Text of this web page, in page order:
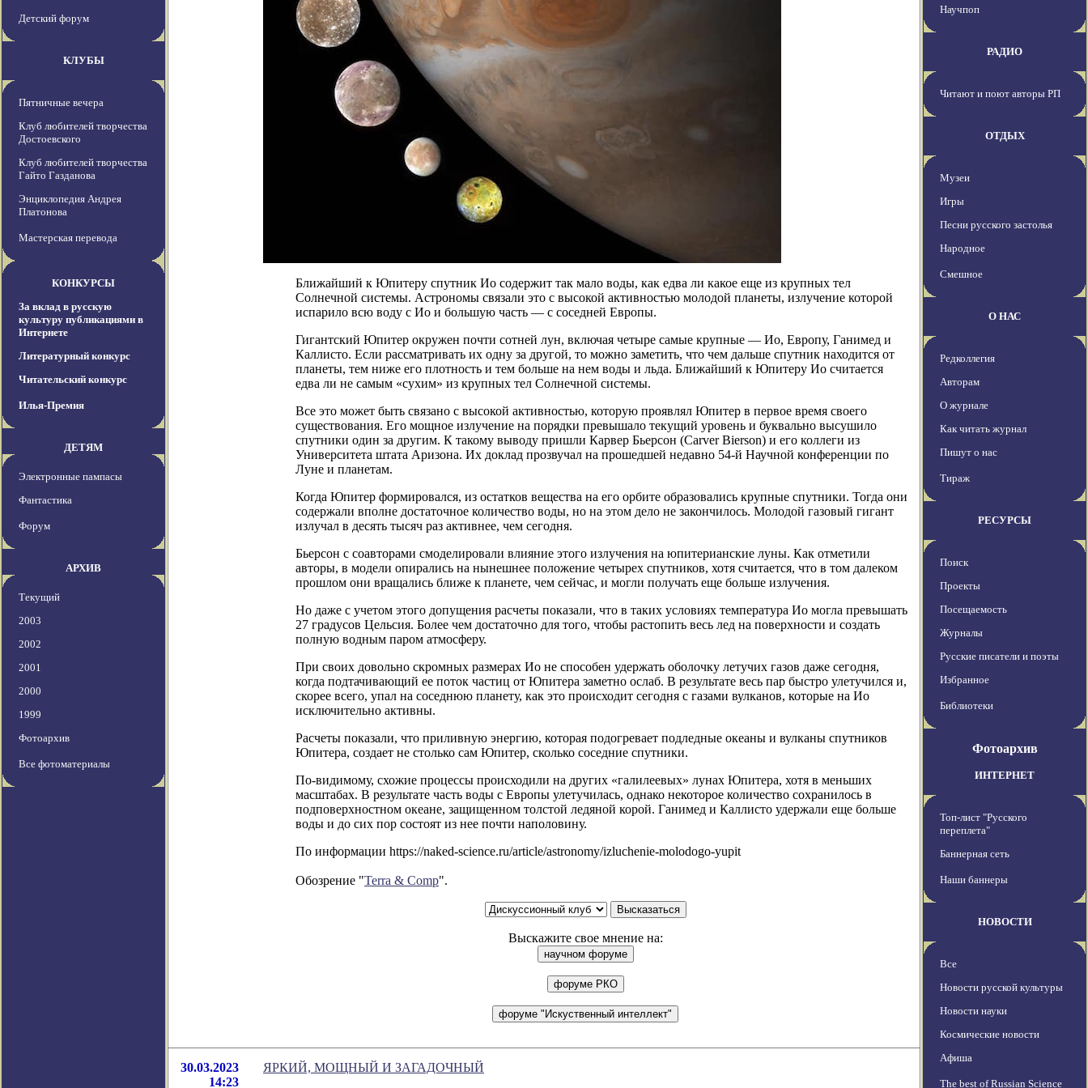
Детский форум
КЛУБЫ
Пятничные вечера
Клуб любителей творчества
Достоевского
Клуб любителей творчества
Гайто Газданова
Энциклопедия Андрея
Платонова
Мастерская перевода
КОНКУРСЫ
За вклад в русскую
культуру публикациями в
Интернете
Литературный конкурс
Читательский конкурс
Илья-Премия
ДЕТЯМ
Электронные пампасы
Фантастика
Форум
АРХИВ
Текущий
2003
2002
2001
2000
1999
Фотоархив
Все фотоматериалы
Ближайший к Юпитеру спутник Ио содержит так мало воды, как едва ли какое еще из крупных тел
Солнечной системы. Астрономы связали это с высокой активностью молодой планеты, излучение которой
испарило всю воду с Ио и большую часть — с соседней Европы.
Гигантский Юпитер окружен почти сотней лун, включая четыре самые крупные — Ио, Европу, Ганимед и
Каллисто. Если рассматривать их одну за другой, то можно заметить, что чем дальше спутник находится от
планеты, тем ниже его плотность и тем больше на нем воды и льда. Ближайший к Юпитеру Ио считается
едва ли не самым «сухим» из крупных тел Солнечной системы.
Все это может быть связано с высокой активностью, которую проявлял Юпитер в первое время своего
существования. Его мощное излучение на порядки превышало текущий уровень и буквально высушило
спутники один за другим. К такому выводу пришли Карвер Бьерсон (Carver Bierson) и его коллеги из
Университета штата Аризона. Их доклад прозвучал на прошедшей недавно 54-й Научной конференции по
Луне и планетам.
Когда Юпитер формировался, из остатков вещества на его орбите образовались крупные спутники. Тогда они
содержали вполне достаточное количество воды, но на этом дело не закончилось. Молодой газовый гигант
излучал в десять тысяч раз активнее, чем сегодня.
Бьерсон с соавторами смоделировали влияние этого излучения на юпитерианские луны. Как отметили
авторы, в модели опирались на нынешнее положение четырех спутников, хотя считается, что в том далеком
прошлом они вращались ближе к планете, чем сейчас, и могли получать еще больше излучения.
Но даже с учетом этого допущения расчеты показали, что в таких условиях температура Ио могла превышать
27 градусов Цельсия. Более чем достаточно для того, чтобы растопить весь лед на поверхности и создать
полную водным паром атмосферу.
При своих довольно скромных размерах Ио не способен удержать оболочку летучих газов даже сегодня,
когда подтачивающий ее поток частиц от Юпитера заметно ослаб. В результате весь пар быстро улетучился и,
скорее всего, упал на соседнюю планету, как это происходит сегодня с газами вулканов, которые на Ио
исключительно активны.
Расчеты показали, что приливную энергию, которая подогревает подледные океаны и вулканы спутников
Юпитера, создает не столько сам Юпитер, сколько соседние спутники.
По-видимому, схожие процессы происходили на других «галилеевых» лунах Юпитера, хотя в меньших
масштабах. В результате часть воды с Европы улетучилась, однако некоторое количество сохранилось в
подповерхностном океане, защищенном толстой ледяной корой. Ганимед и Каллисто удержали еще больше
воды и до сих пор состоят из нее почти наполовину.
По информации https://naked-science.ru/article/astronomy/izluchenie-molodogo-yupit
Обозрение "Terra & Comp".
Выскажите свое мнение на:
30.03.2023
14:23
ЯРКИЙ, МОЩНЫЙ И ЗАГАДОЧНЫЙ
Научпоп
РАДИО
Читают и поют авторы РП
ОТДЫХ
Музеи
Игры
Песни русского застолья
Народное
Смешное
О НАС
Редколлегия
Авторам
О журнале
Как читать журнал
Пишут о нас
Тираж
РЕСУРСЫ
Поиск
Проекты
Посещаемость
Журналы
Русские писатели и поэты
Избранное
Библиотеки
Фотоархив
ИНТЕРНЕТ
Топ-лист "Русского
переплета"
Баннерная сеть
Наши баннеры
НОВОСТИ
Все
Новости русской культуры
Новости науки
Космические новости
Афиша
The best of Russian Science